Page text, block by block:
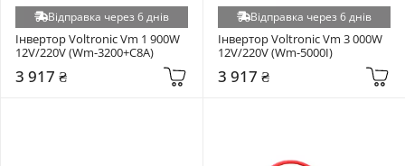
Відправка через 6 днів
Інвертор Voltronic Vm 1 900W
12V/220V (Wm-3200+C8A)
3 917 ₴
Відправка через 6 днів
Інвертор Voltronic Vm 3 000W
12V/220V (Wm-5000I)
3 917 ₴